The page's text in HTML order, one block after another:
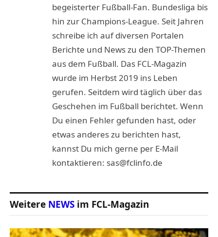
begeisterter Fußball-Fan. Bundesliga bis
hin zur Champions-League. Seit Jahren
schreibe ich auf diversen Portalen
Berichte und News zu den TOP-Themen
aus dem Fußball. Das FCL-Magazin
wurde im Herbst 2019 ins Leben
gerufen. Seitdem wird täglich über das
Geschehen im Fußball berichtet. Wenn
Du einen Fehler gefunden hast, oder
etwas anderes zu berichten hast,
kannst Du mich gerne per E-Mail
kontaktieren: sas@fclinfo.de
Weitere NEWS im FCL-Magazin